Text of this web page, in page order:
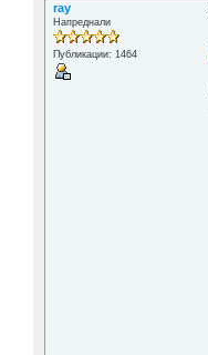
ray
Напреднали
Публикации: 1464